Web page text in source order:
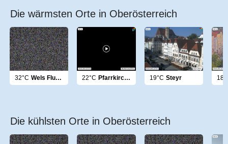
Die wärmsten Orte in Oberösterreich
32°C Wels Flugplatz 22°C Pfarrkirchen 19°C Steyr
Die kühlsten Orte in Oberösterreich